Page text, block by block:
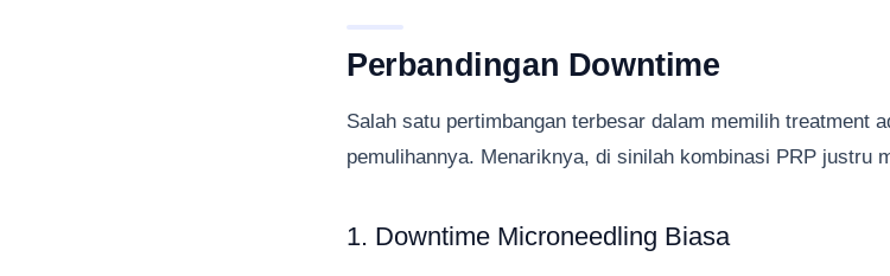
Perbandingan Downtime
Salah satu pertimbangan terbesar dalam memilih treatment
pemulihannya. Menariknya, di sinilah kombinasi PRP justru
1. Downtime Microneedling Biasa